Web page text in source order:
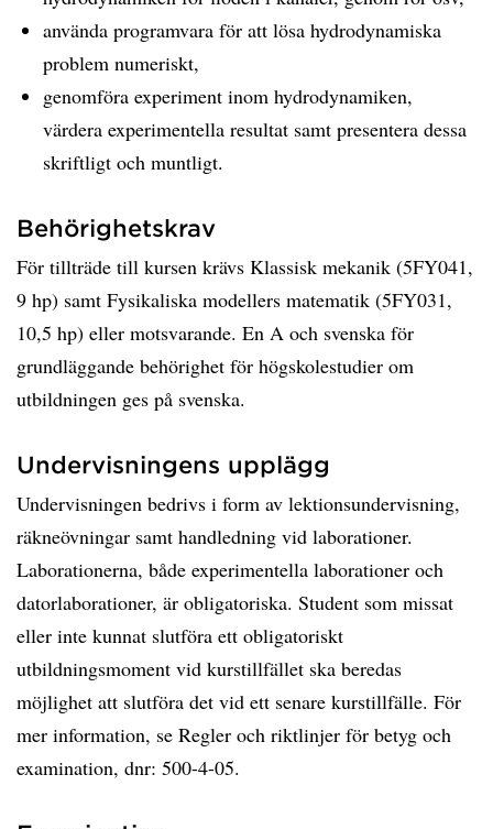
använda programvara för att lösa hydrodynamiska
problem numeriskt,
genomföra experiment inom hydrodynamiken,
värdera experimentella resultat samt presentera dessa
skriftligt och muntligt.
Behörighetskrav
För tillträde till kursen krävs Klassisk mekanik (5FY041,
9 hp) samt Fysikaliska modellers matematik (5FY031,
10,5 hp) eller motsvarande. En A och svenska för
grundläggande behörighet för högskolestudier om
utbildningen ges på svenska.
Undervisningens upplägg
Undervisningen bedrivs i form av lektionsundervisning,
räkneövningar samt handledning vid laborationer.
Laborationerna, både experimentella laborationer och
datorlaborationer, är obligatoriska. Student som missat
eller inte kunnat slutföra ett obligatoriskt
utbildningsmoment vid kurstillfället ska beredas
möjlighet att slutföra det vid ett senare kurstillfälle. För
mer information, se Regler och riktlinjer för betyg och
examination, dnr: 500-4-05.